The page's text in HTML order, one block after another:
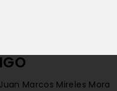
Juan Marcos Mireles Mora